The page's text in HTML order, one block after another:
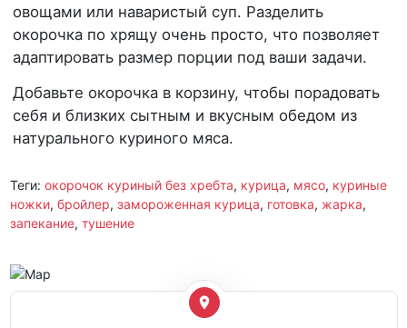
овощами или наваристый суп. Разделить
окорочка по хрящу очень просто, что позволяет
адаптировать размер порции под ваши задачи.
Добавьте окорочка в корзину, чтобы порадовать
себя и близких сытным и вкусным обедом из
натурального куриного мяса.
Теги: окорочок куриный без хребта, курица, мясо, куриные
ножки, бройлер, замороженная курица, готовка, жарка,
запекание, тушение